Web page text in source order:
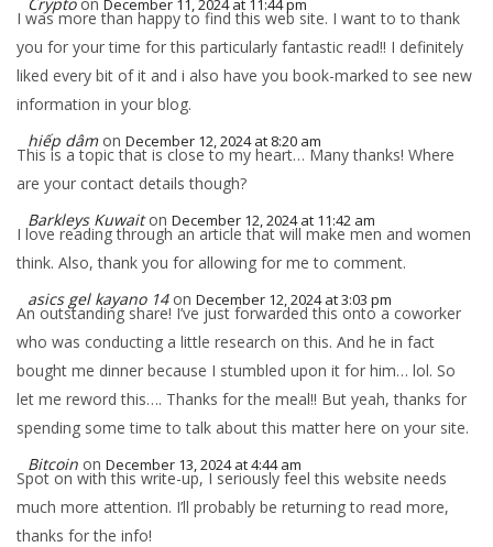
December 11, 2024 at 11:44 pm
I was more than happy to find this web site. I want to to thank
you for your time for this particularly fantastic read!! I definitely
liked every bit of it and i also have you book-marked to see new
information in your blog.
hiếp dâm on December 12, 2024 at 8:20 am
This is a topic that is close to my heart… Many thanks! Where
are your contact details though?
Barkleys Kuwait on December 12, 2024 at 11:42 am
I love reading through an article that will make men and women
think. Also, thank you for allowing for me to comment.
asics gel kayano 14 on December 12, 2024 at 3:03 pm
An outstanding share! I’ve just forwarded this onto a coworker
who was conducting a little research on this. And he in fact
bought me dinner because I stumbled upon it for him… lol. So
let me reword this…. Thanks for the meal!! But yeah, thanks for
spending some time to talk about this matter here on your site.
Bitcoin on December 13, 2024 at 4:44 am
Spot on with this write-up, I seriously feel this website needs
much more attention. I’ll probably be returning to read more,
thanks for the info!